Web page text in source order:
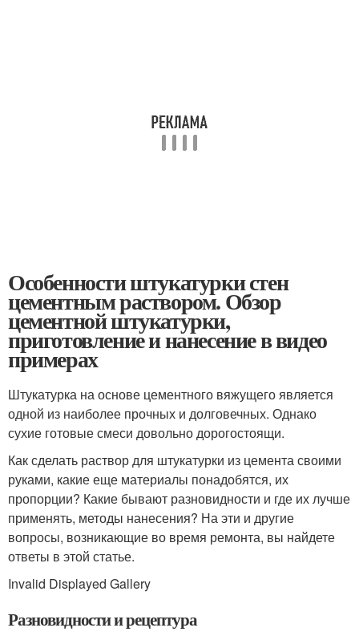
Особенности штукатурки стен
цементным раствором. Обзор
цементной штукатурки,
приготовление и нанесение в видео
примерах
Штукатурка на основе цементного вяжущего является
одной из наиболее прочных и долговечных. Однако
сухие готовые смеси довольно дорогостоящи.
Как сделать раствор для штукатурки из цемента своими
руками, какие еще материалы понадобятся, их
пропорции? Какие бывают разновидности и где их лучше
применять, методы нанесения? На эти и другие
вопросы, возникающие во время ремонта, вы найдете
ответы в этой статье.
Invalid Displayed Gallery
Разновидности и рецептура